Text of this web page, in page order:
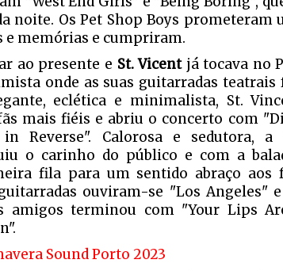
noite. Os Pet Shop Boys prometeram
e memórias e cumpriram.
ao presente e St. Vicentjá tocava no
onde as suas guitarradas teatrais
eclética e minimalista, St.
mais fiéis e abriu o concerto com
Reverse". Calorosa e sedutora,
o carinho do público e com a
fila para um sentido abraço aos
ouviram-se "Los Angeles"
amigos terminou com "Your Lips